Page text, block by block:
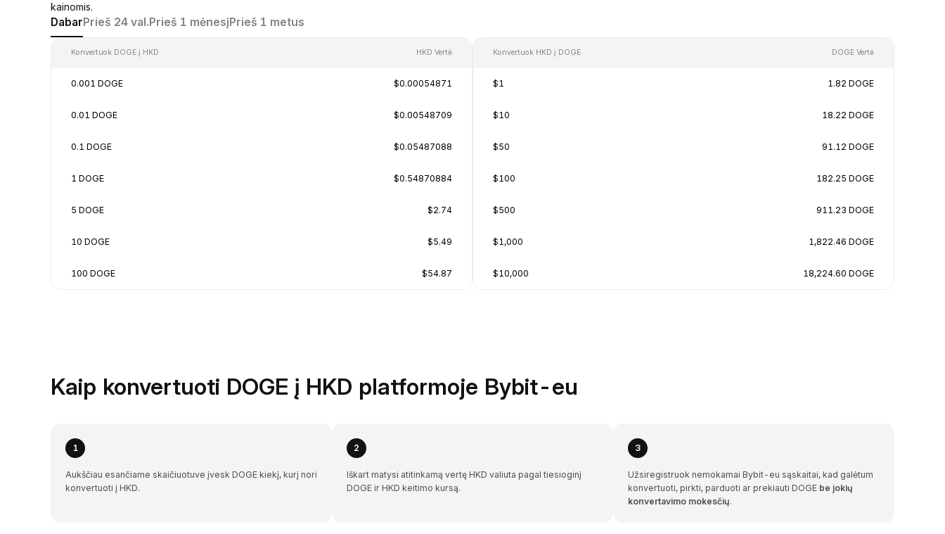
kainomis.
DabarPrieš 24 val.Prieš 1 mėnesįPrieš 1 metus
Konvertuok DOGE į HKD HKD Vertė
0.001 DOGE $0.00054871
0.01 DOGE $0.00548709
0.1 DOGE $0.05487088
1 DOGE $0.54870884
5 DOGE $2.74
10 DOGE $5.49
100 DOGE $54.87
Konvertuok HKD į DOGE DOGE Vertė
$1 1.82 DOGE
$10 18.22 DOGE
$50 91.12 DOGE
$100 182.25 DOGE
$500 911.23 DOGE
$1,000 1,822.46 DOGE
$10,000 18,224.60 DOGE
Kaip konvertuoti DOGE į HKD platformoje Bybit-eu
1
Aukščiau esančiame skaičiuotuve įvesk DOGE kiekį, kurį nori
konvertuoti į HKD.
2
Iškart matysi atitinkamą vertę HKD valiuta pagal tiesioginį
DOGE ir HKD keitimo kursą.
3
Užsiregistruok nemokamai Bybit-eu sąskaitai, kad galėtum
konvertuoti, pirkti, parduoti ar prekiauti DOGE be jokių
konvertavimo mokesčių.